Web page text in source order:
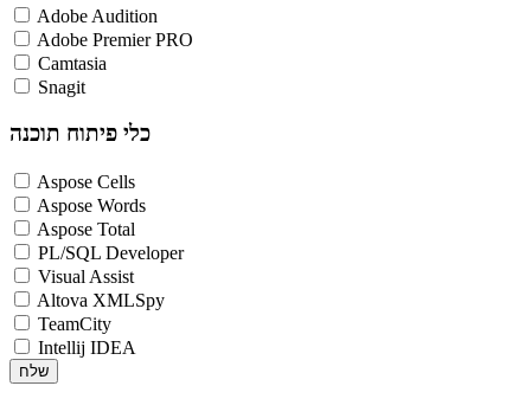
Adobe Audition
Adobe Premier PRO
Camtasia
Snagit
כלי פיתוח תוכנה
Aspose Cells
Aspose Words
Aspose Total
PL/SQL Developer
Visual Assist
Altova XMLSpy
TeamCity
Intellij IDEA